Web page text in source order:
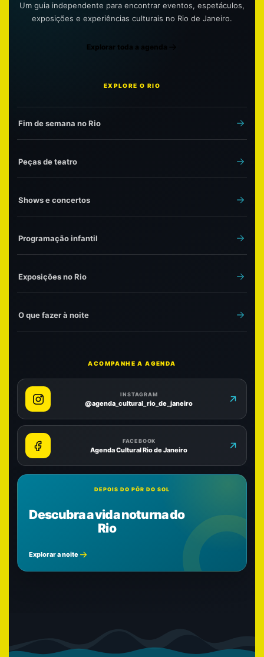
Um guia independente para encontrar eventos, espetáculos,
exposições e experiências culturais no Rio de Janeiro.
Explorar toda a agenda
EXPLORE O RIO
Fim de semana no Rio
Peças de teatro
Shows e concertos
Programação infantil
Exposições no Rio
O que fazer à noite
ACOMPANHE A AGENDA
INSTAGRAM
@agenda_cultural_rio_de_janeiro
FACEBOOK
Agenda Cultural Rio de Janeiro
DEPOIS DO PÔR DO SOL
Descubra a vida noturna do
Rio
Explorar a noite